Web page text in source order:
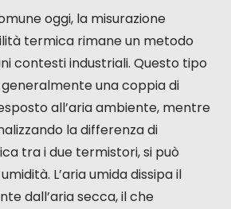
oggi, la misurazione
termica rimane un metodo
contesti industriali. Questo tipo
una coppia di
all’aria ambiente, mentre
la differenza di
tra i due termistori, si può
L’aria umida dissipa il
dall’aria secca, il che